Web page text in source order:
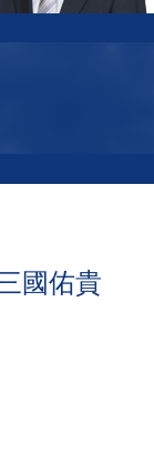
國佑貴